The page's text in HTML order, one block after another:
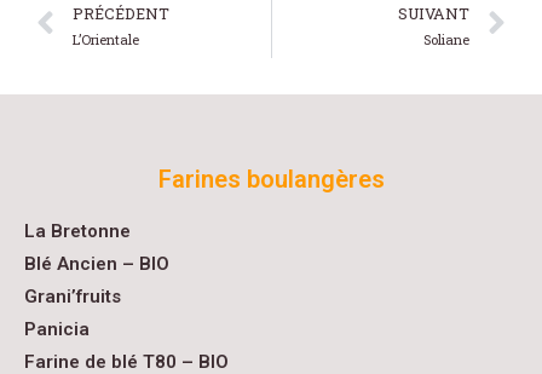
PRÉCÉDENT
L’Orientale
SUIVANT
Soliane
Farines boulangères
La Bretonne
Blé Ancien – BIO
Grani’fruits
Panicia
Farine de blé T80 – BIO